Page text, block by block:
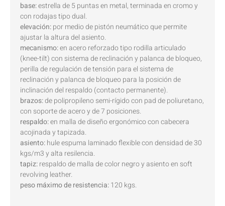
base:estrella de 5 puntas en metal, terminada en cromo y
con rodajas tipo dual.
elevación:por medio de pistón neumático que permite
ajustar la altura del asiento.
mecanismo:en acero reforzado tipo rodilla articulado
(knee-tilt) con sistema de reclinación y palanca de bloqueo,
perilla de regulación de tensión para el sistema de
reclinación y palanca de bloqueo para la posición de
inclinación del respaldo (contacto permanente).
brazos:de polipropileno semi-rígido con pad de poliuretano,
con soporte de acero y de 7 posiciones.
respaldo:en malla de diseño ergonómico con cabecera
acojinada y tapizada.
asiento:hule espuma laminado flexible con densidad de 30
kgs/m3 y alta resilencia.
tapiz:respaldo de malla de color negro y asiento en soft
revolving leather.
peso máximo de resistencia:120 kgs.